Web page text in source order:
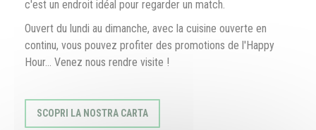
c'est un endroit idéal pour regarder un match.
Ouvert du lundi au dimanche, avec la cuisine ouverte en
continu, vous pouvez profiter des promotions de l'Happy
Hour... Venez nous rendre visite !
SCOPRI LA NOSTRA CARTA